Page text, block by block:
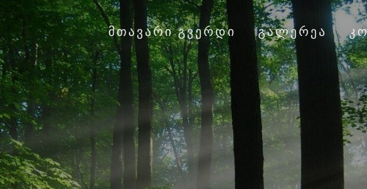
ᲛᲗᲐᲕᲐᲠᲘ ᲒᲕᲔᲠᲓᲘ ᲒᲐᲚᲔᲠᲔᲐ